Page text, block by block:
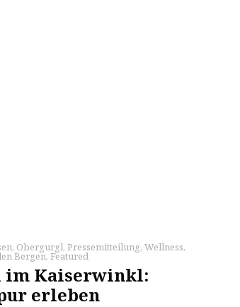
, Obergurgl, Pressemitteilung, Wellness,
Bergen, Featured
im Kaiserwinkl:
erleben